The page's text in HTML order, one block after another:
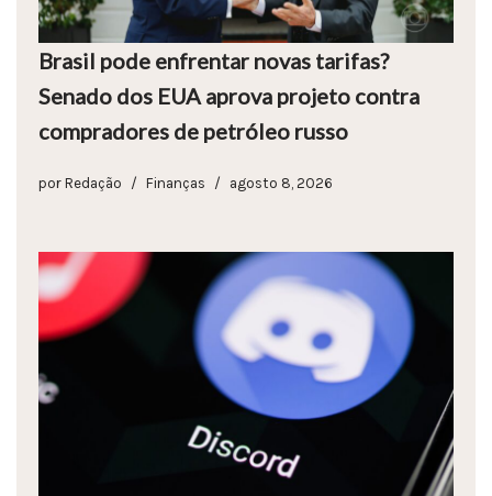
Brasil pode enfrentar novas tarifas?
Senado dos EUA aprova projeto contra
compradores de petróleo russo
por Redação Finanças agosto 8, 2026